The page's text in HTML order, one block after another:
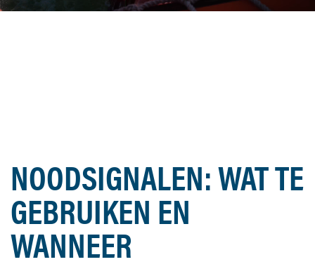
NOODSIGNALEN: WAT TE
GEBRUIKEN EN
WANNEER